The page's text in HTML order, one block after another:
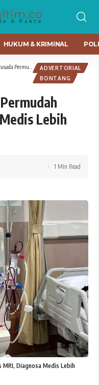
HUKUM & KRIMINAL
Medis Lebih Cepat di Bontang
ADVERTORIAL
BONTANG
Lebih
1 Min Read
MRI, Diagnosa Medis Lebih